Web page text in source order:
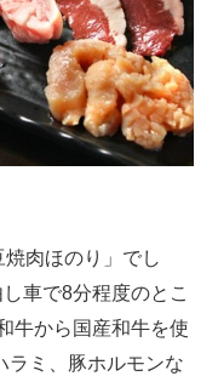
肉ほのり」でし
車で8分程度のとこ
牛から国産和牛を使
ラミ、豚ホルモンな